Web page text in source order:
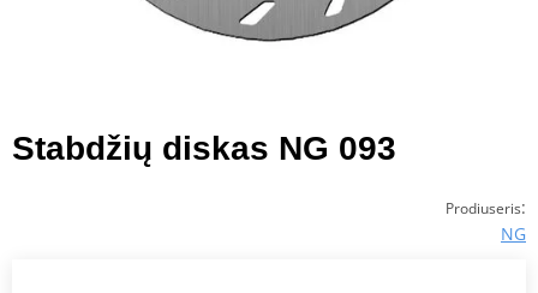
Stabdžių diskas NG 093
Prodiuseris:
NG